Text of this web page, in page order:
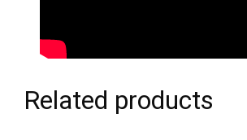
Related products